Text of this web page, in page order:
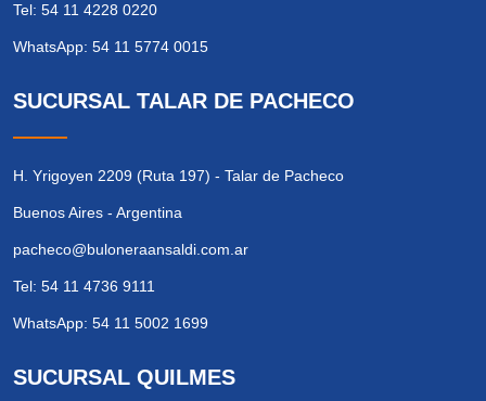
Tel: 54 11 4228 0220
WhatsApp: 54 11 5774 0015
SUCURSAL TALAR DE PACHECO
H. Yrigoyen 2209 (Ruta 197) - Talar de Pacheco
Buenos Aires - Argentina
pacheco@buloneraansaldi.com.ar
Tel: 54 11 4736 9111
WhatsApp: 54 11 5002 1699
SUCURSAL QUILMES